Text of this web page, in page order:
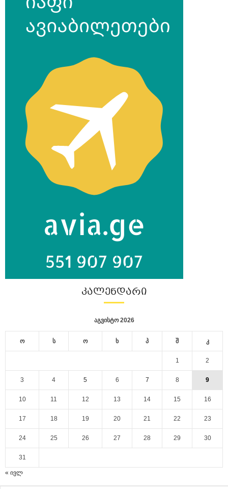
ᲙᲐᲚᲔᲜᲓᲐᲠᲘ
აგვისტო 2026
ო ს ო ხ პ შ კ
1 2
3 4 5 6 7 8 9
10 11 12 13 14 15 16
17 18 19 20 21 22 23
24 25 26 27 28 29 30
31
« ივლ